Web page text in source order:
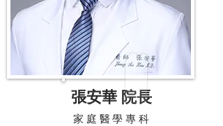
張安華 院長
家庭醫學專科